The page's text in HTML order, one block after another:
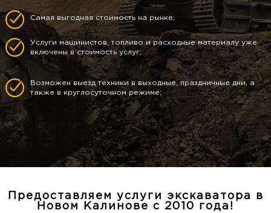
Самая выгодная стоимость на рынке;
Услуги машинистов, топливо и расходные материалу уже
включены в стоимость услуг;
Возможен выезд техники в выходные, праздничные дни, а
также в круглосуточном режиме;
Предоставляем услуги экскаватора в
Новом Калинове с 2010 года!